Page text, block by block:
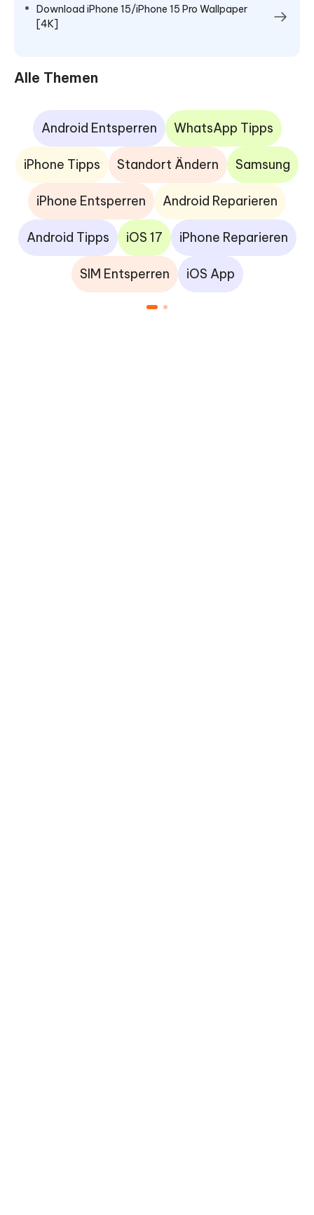
Download iPhone 15/iPhone 15 Pro Wallpaper
[4K]
Alle Themen
Android Entsperren WhatsApp Tipps
iPhone Tipps Standort Ändern Samsung
iPhone Entsperren Android Reparieren
Android Tipps iOS 17 iPhone Reparieren
SIM Entsperren iOS App